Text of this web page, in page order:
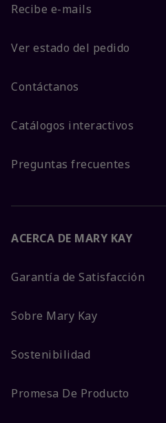
Recibe e-mails
Ver estado del pedido
Contáctanos
Catálogos interactivos
Preguntas frecuentes
ACERCA DE MARY KAY
Garantía de Satisfacción
Sobre Mary Kay
Sostenibilidad
Promesa De Producto